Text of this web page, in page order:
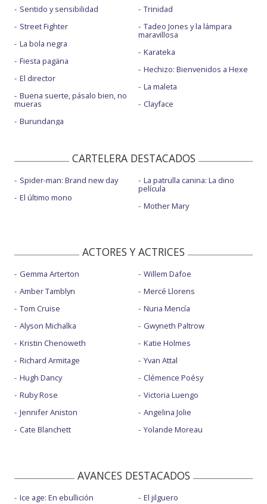
Sentido y sensibilidad
Street Fighter
La bola negra
Fiesta pagäna
El director
Buena suerte, pásalo bien, no
mueras
Burundanga
Trinidad
Tadeo Jones y la lámpara
maravillosa
Karateka
Hechizo: Bienvenidos a Hexe
La maleta
Clayface
CARTELERA DESTACADOS
Spider-man: Brand new day
El último mono
La patrulla canina: La dino
película
Mother Mary
ACTORES Y ACTRICES
Gemma Arterton
Amber Tamblyn
Tom Cruise
Alyson Michalka
Kristin Chenoweth
Richard Armitage
Hugh Dancy
Ruby Rose
Jennifer Aniston
Cate Blanchett
Willem Dafoe
Mercé Llorens
Nuria Mencía
Gwyneth Paltrow
Katie Holmes
Yvan Attal
Clémence Poésy
Victoria Luengo
Angelina Jolie
Yolande Moreau
AVANCES DESTACADOS
Ice age: En ebullición
El jilguero